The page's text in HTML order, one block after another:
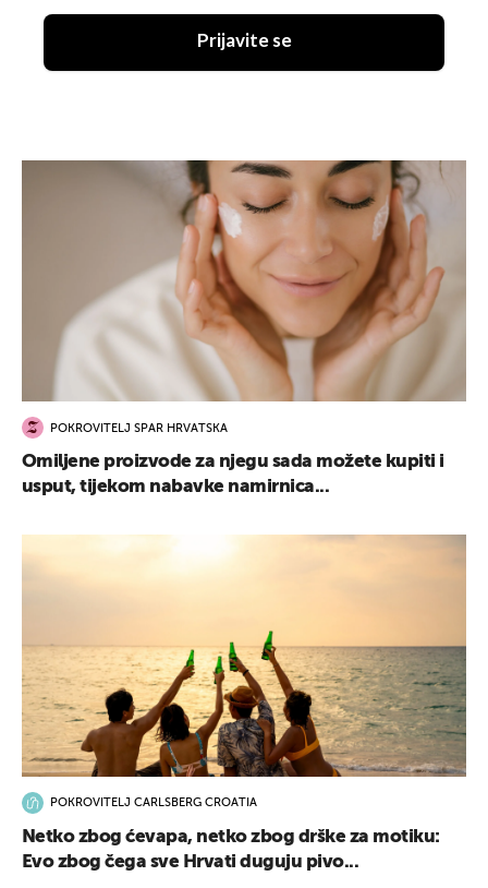
Prijavite se
POKROVITELJ SPAR HRVATSKA
Omiljene proizvode za njegu sada možete kupiti i
usput, tijekom nabavke namirnica...
POKROVITELJ CARLSBERG CROATIA
Netko zbog ćevapa, netko zbog drške za motiku:
Evo zbog čega sve Hrvati duguju pivo...